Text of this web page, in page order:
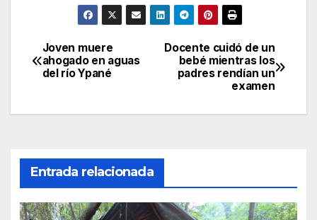
Navegación
de
entradas
Docente cuidó de un
bebé mientras los
padres rendían un
examen
Joven muere
ahogado en aguas
del río Ypané
Entrada relacionada